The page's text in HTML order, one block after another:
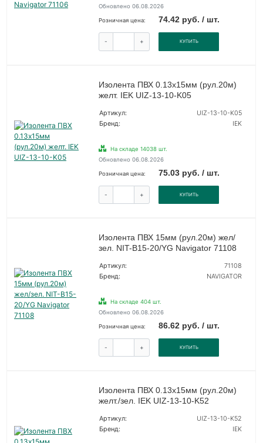
Обновлено 06.08.2026
Розничная цена: 74.42 руб. / шт.
- + КУПИТЬ
Изолента ПВХ 0.13х15мм (рул.20м)
желт. IEK UIZ-13-10-K05
Артикул:
UIZ-13-10-K05
Бренд:
IEK
На складе 14038 шт.
Обновлено 06.08.2026
Розничная цена: 75.03 руб. / шт.
- + КУПИТЬ
Изолента ПВХ 15мм (рул.20м) жел/
зел. NIT-B15-20/YG Navigator 71108
Артикул:
71108
Бренд:
NAVIGATOR
На складе 404 шт.
Обновлено 06.08.2026
Розничная цена: 86.62 руб. / шт.
- + КУПИТЬ
Изолента ПВХ 0.13х15мм (рул.20м)
желт./зел. IEK UIZ-13-10-K52
Артикул:
UIZ-13-10-K52
Бренд:
IEK